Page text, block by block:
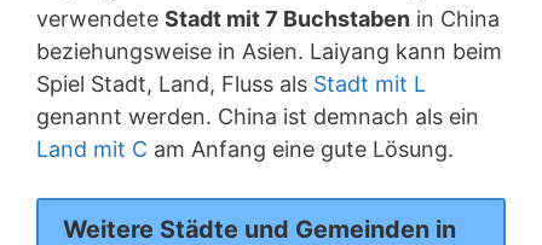
verwendete Stadt mit 7 Buchstaben in China
beziehungsweise in Asien. Laiyang kann beim
Spiel Stadt, Land, Fluss als Stadt mit L
genannt werden. China ist demnach als ein
Land mit C am Anfang eine gute Lösung.
Weitere Städte und Gemeinden in